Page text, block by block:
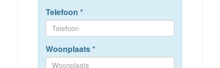
Telefoon *
Woonplaats*